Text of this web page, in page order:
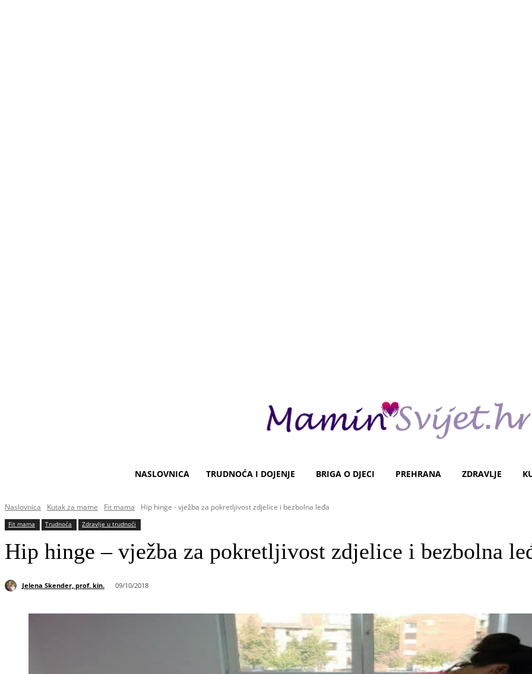
NASLOVNICA TRUDNOĆA I DOJENJE BRIGA O DJECI PREHRANA ZDRAVLJE
Naslovnica Kutak za mame Fit mama Hip hinge - vježba za pokretljivost zdjelice i bezbolna leđa
Fit mama Trudnoća Zdravlje u trudnoći
Hip hinge – vježba za pokretljivost zdjelice i bezbolna
Jelena Skender, prof. kin. 09/10/2018